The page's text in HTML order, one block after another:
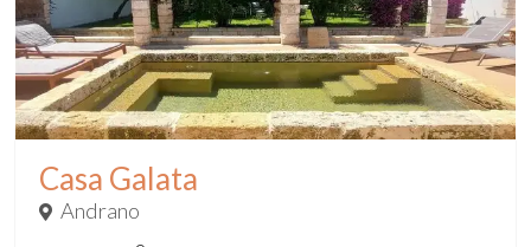
Casa Galata
Andrano